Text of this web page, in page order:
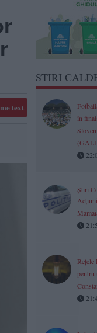
text
STIRI
în
Știri
Rețele